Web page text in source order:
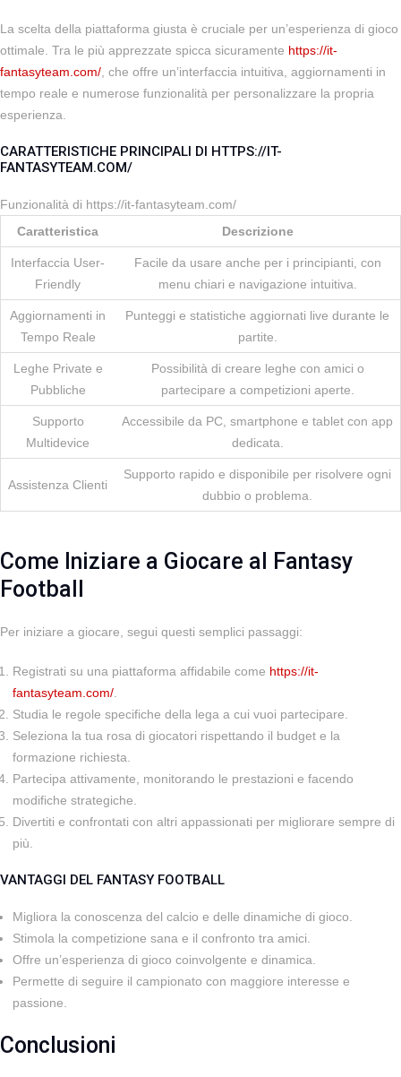
La scelta della piattaforma giusta è cruciale per un’esperienza di gioco
ottimale. Tra le più apprezzate spicca sicuramente https://it-
fantasyteam.com/ , che offre un’interfaccia intuitiva, aggiornamenti in
tempo reale e numerose funzionalità per personalizzare la propria
esperienza.
CARATTERISTICHE PRINCIPALI DI HTTPS://IT-
FANTASYTEAM.COM/
Funzionalità di https://it-fantasyteam.com/
Caratteristica
Descrizione
Interfaccia User-
Friendly
Facile da usare anche per i principianti, con
menu chiari e navigazione intuitiva.
Aggiornamenti in
Tempo Reale
Punteggi e statistiche aggiornati live durante le
partite.
Leghe Private e
Pubbliche
Possibilità di creare leghe con amici o
partecipare a competizioni aperte.
Supporto
Multidevice
Accessibile da PC, smartphone e tablet con app
dedicata.
Assistenza Clienti
Supporto rapido e disponibile per risolvere ogni
dubbio o problema.
Come Iniziare a Giocare al Fantasy
Football
Per iniziare a giocare, segui questi semplici passaggi:
Registrati su una piattaforma affidabile come https://it-
fantasyteam.com/
Studia le regole specifiche della lega a cui vuoi partecipare.
Seleziona la tua rosa di giocatori rispettando il budget e la
formazione richiesta.
Partecipa attivamente, monitorando le prestazioni e facendo
modifiche strategiche.
Divertiti e confrontati con altri appassionati per migliorare sempre di
più.
VANTAGGI DEL FANTASY FOOTBALL
Migliora la conoscenza del calcio e delle dinamiche di gioco.
Stimola la competizione sana e il confronto tra amici.
Offre un’esperienza di gioco coinvolgente e dinamica.
Permette di seguire il campionato con maggiore interesse e
passione.
Conclusioni